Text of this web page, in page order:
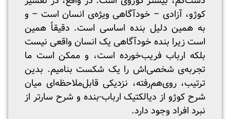
کوژو، آزادی – خودآگاهی ویژه‌ی انسان است – و
به همین دلیل بنده اساسی است. دقیقاً همین
است زیرا بنده خودآگاهی یک انسان واقعی نیست
بلکه ارباب فریب‌خورده است، و ممکن است ما
تجربه‌ی شخصی‌اش را یک شکست بنامیم. بدین
ترتیب، روی‌هم‌رفته، نزدیکی قابل‌ملاحظه‌ای میان
شرح کوژو از دیالکتیک ارباب-بنده و شرح سارتر از
نبرد افراد وجود دارد.